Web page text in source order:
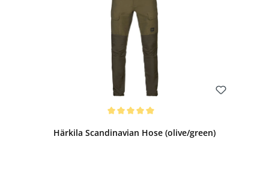
Härkila Scandinavian Hose (olive/green)